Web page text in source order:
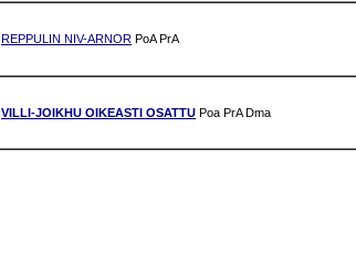
REPPULIN NIV-ARNOR PoA PrA
VILLI-JOIKHU OIKEASTI OSATTU Poa PrA Dma